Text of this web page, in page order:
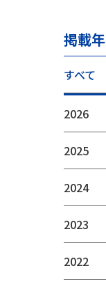
掲載年
すべて
2026
2025
2024
2023
2022